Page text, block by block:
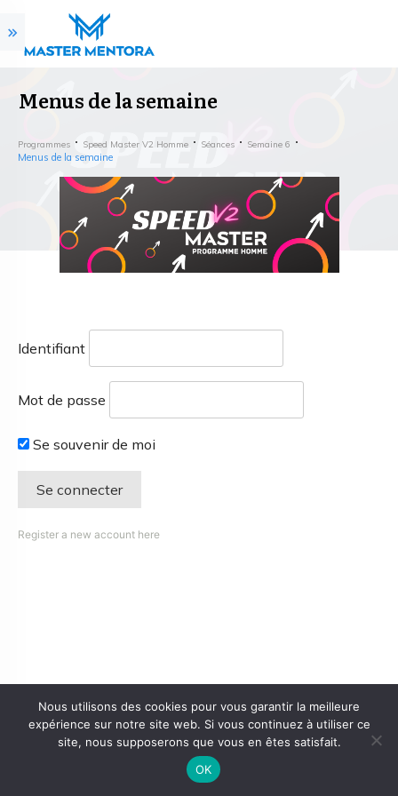
Menus de la semaine
Programmes Speed Master V2 Homme Séances Semaine 6
Menus de la semaine
Identifiant
Mot de passe
Se souvenir de moi
Register a new account here
Nous utilisons des cookies pour vous garantir la meilleure
expérience sur notre site web. Si vous continuez à utiliser ce
site, nous supposerons que vous en êtes satisfait.
OK